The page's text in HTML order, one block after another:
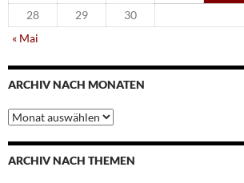
28
29
30
« Mai
ARCHIV NACH MONATEN
Archiv
nach
Monaten
ARCHIV NACH THEMEN